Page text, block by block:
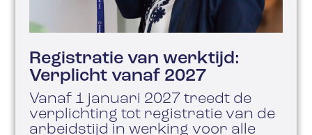
Registratie van werktijd:
Verplicht vanaf 2027
Vanaf 1 januari 2027 treedt de
verplichting tot registratie van de
arbeidstijd in werking voor alle